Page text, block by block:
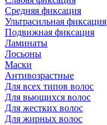
Средняя фиксация
Ультрасильная фиксация
Подвижная фиксация
Ламинаты
Лосьоны
Маски
Антивозрастные
Для всех типов волос
Для вьющихся волос
Для жестких волос
Для жирных волос